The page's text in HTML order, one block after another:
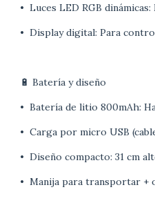
• Luces LED RGB
• Display digital: Para
🔋 Batería y diseño
• Batería de litio 800mAh:
• Carga por micro USB
• Diseño compacto: 31 cm
• Manija para transportar +